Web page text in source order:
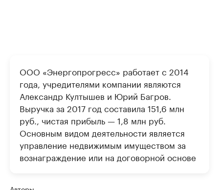
ООО «Энергопрогресс» работает с 2014
года, учредителями компании являются
Александр Култышев и Юрий Багров.
Выручка за 2017 год составила 151,6 млн
руб., чистая прибыль — 1,8 млн руб.
Основным видом деятельности является
управление недвижимым имуществом за
вознаграждение или на договорной основе